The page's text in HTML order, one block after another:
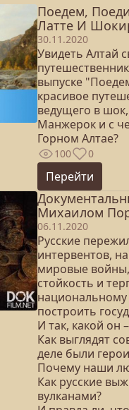
Поедем,
Латте И
30.11.2020
Увидеть Алтай
выпуске
красивое
ведущего в
Манжерок и с
Горном Алтае?
100 0
Перейти
Михаилом
06.11.2020
Русские
интервентов,
мировые
стойкость и
национальному
построить
И так, какой он
Как выглядят
деле были
Почему наши
Как русские
вулканами?